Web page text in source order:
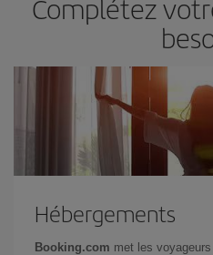
Complétez
Hébergements
Booking.com met les